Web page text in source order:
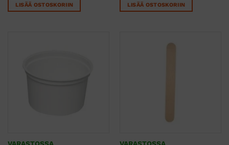
LISÄÄ OSTOSKORIIN LISÄÄ OSTOSKORIIN
VARASTOSSA VARASTOSSA